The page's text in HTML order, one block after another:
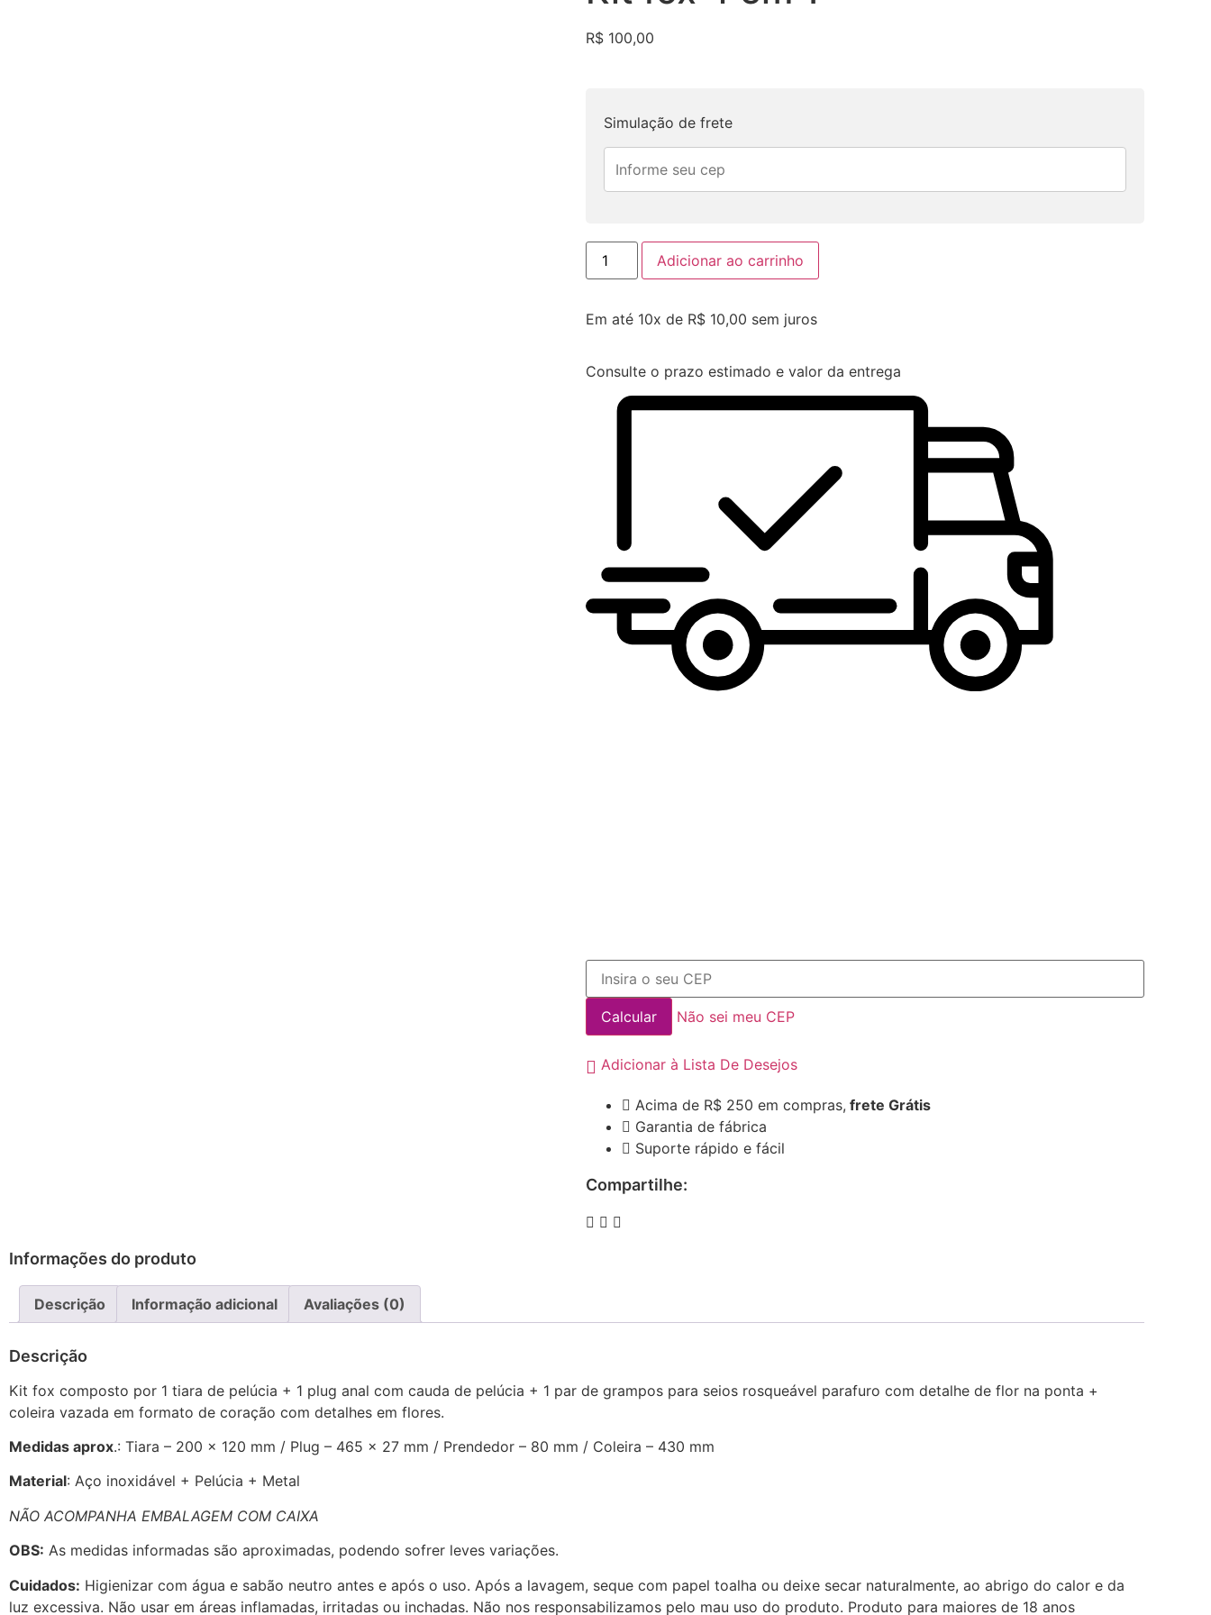
R$ 100,00
Simulação de frete
Adicionar ao carrinho
Em até 10x de R$ 10,00 sem juros
Consulte o prazo estimado e valor da entrega
Não sei meu CEP
Adicionar à Lista De Desejos
Acima de R$ 250 em compras, frete Grátis
Garantia de fábrica
Suporte rápido e fácil
Compartilhe:
Informações do produto
Descrição Informação adicional Avaliações (0)
Descrição
Kit fox composto por 1 tiara de pelúcia + 1 plug anal com cauda de pelúcia + 1 par de grampos para seios rosqueável parafuro com detalhe de flor na ponta +
coleira vazada em formato de coração com detalhes em flores.
Medidas aprox.: Tiara – 200 x 120 mm / Plug – 465 x 27 mm / Prendedor – 80 mm / Coleira – 430 mm
Material: Aço inoxidável + Pelúcia + Metal
NÃO ACOMPANHA EMBALAGEM COM CAIXA
OBS: As medidas informadas são aproximadas, podendo sofrer leves variações.
Cuidados: Higienizar com água e sabão neutro antes e após o uso. Após a lavagem, seque com papel toalha ou deixe secar naturalmente, ao abrigo do calor e da
luz excessiva. Não usar em áreas inflamadas, irritadas ou inchadas. Não nos responsabilizamos pelo mau uso do produto. Produto para maiores de 18 anos